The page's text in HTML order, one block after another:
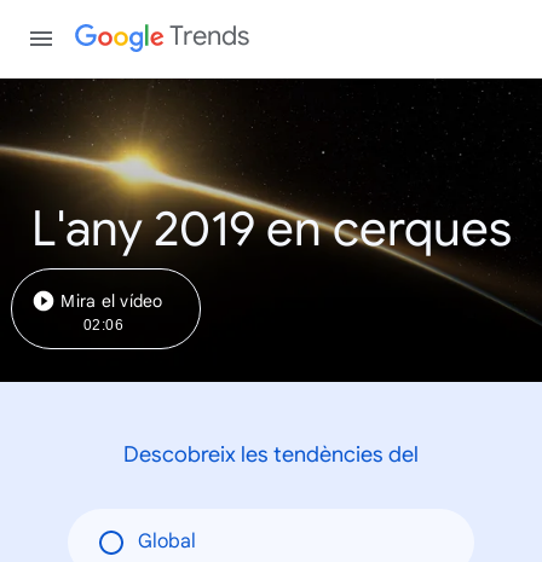
Trends
L'any 2019 en cerques
Mira el vídeo
02:06
Descobreix les tendències del
Global